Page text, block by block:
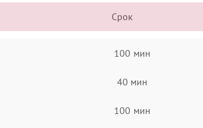
Срок
100 мин
40 мин
100 мин